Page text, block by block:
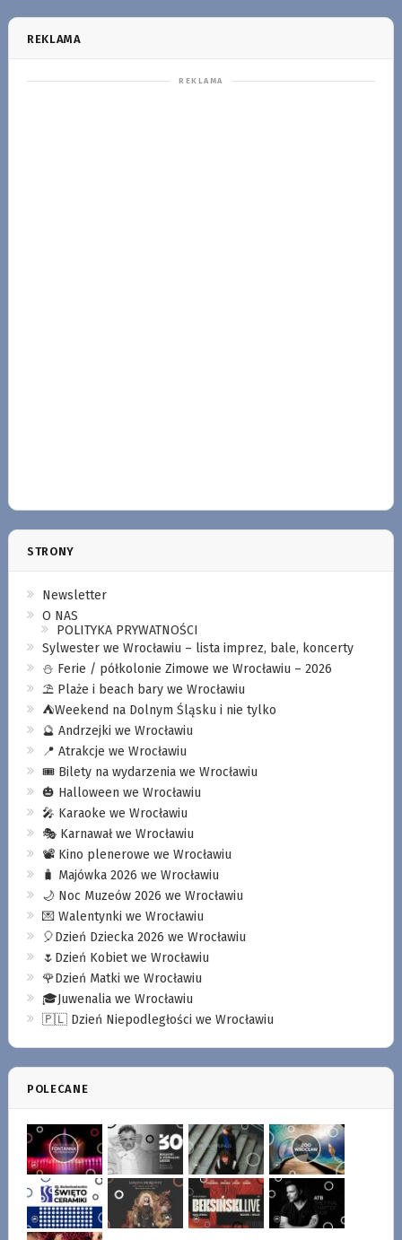
REKLAMA
STRONY
Newsletter
O NAS
POLITYKA PRYWATNOŚCI
Sylwester we Wrocławiu – lista imprez, bale, koncerty
⛄️ Ferie / półkolonie Zimowe we Wrocławiu – 2026
⛱️ Plaże i beach bary we Wrocławiu
⛺️Weekend na Dolnym Śląsku i nie tylko
🔮 Andrzejki we Wrocławiu
📍 Atrakcje we Wrocławiu
🎟️ Bilety na wydarzenia we Wrocławiu
🎃 Halloween we Wrocławiu
🎤 Karaoke we Wrocławiu
🎭 Karnawał we Wrocławiu
📽️ Kino plenerowe we Wrocławiu
🧳 Majówka 2026 we Wrocławiu
🌙 Noc Muzeów 2026 we Wrocławiu
💌 Walentynki we Wrocławiu
🎈Dzień Dziecka 2026 we Wrocławiu
🌷Dzień Kobiet we Wrocławiu
🌹Dzień Matki we Wrocławiu
🎓Juwenalia we Wrocławiu
🇵🇱 Dzień Niepodległości we Wrocławiu
POLECANE